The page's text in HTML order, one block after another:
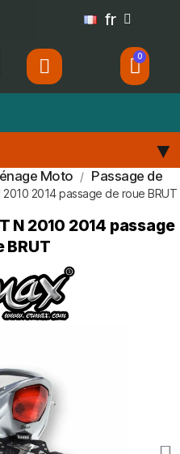
fr
Moto
Passage de
2010 2014 passage de roue BRUT
N 2010 2014 passage
BRUT